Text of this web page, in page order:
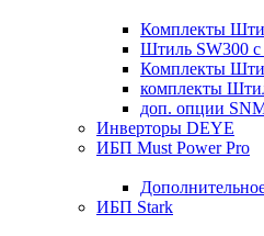
Комплекты
Штиль SW300
Комплекты
комплекты
доп. опции
Инверторы DEYE
ИБП Must Power Pro
ИБП Stark